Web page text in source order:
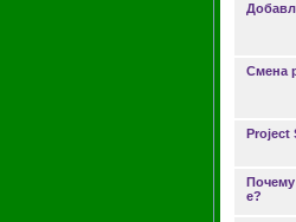
Смена
Project
Почему
е?